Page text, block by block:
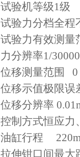
试验机等级1级
试验力分档全程
试验力有效测量
力分辨率1/
位移测量范围
位移示值极限误
位移分辨率
控制方式恒应力
油缸行程
拉伸钳口间最大